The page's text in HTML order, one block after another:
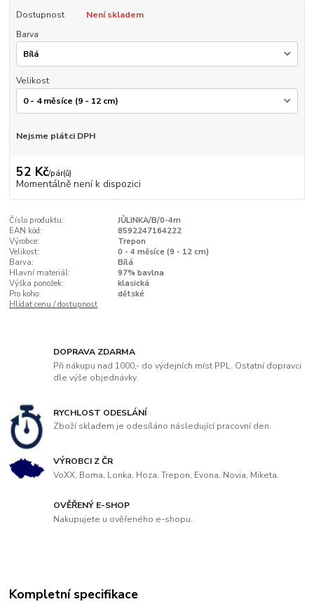
Dostupnost
Není skladem
Barva
Velikost
Nejsme plátci DPH
52 Kč/pár(ů)
Momentálně není k dispozici
Číslo produktu:
JŮLINKA/B/0-4m
EAN kód:
8592247164222
Výrobce:
Trepon
Velikost:
0 - 4 měsíce (9 - 12 cm)
Barva:
Bílá
Hlavní materiál:
97% bavlna
Výška ponožek:
klasická
Pro koho:
dětské
Hlídat cenu / dostupnost
DOPRAVA ZDARMA
Při nákupu nad 1000,- do výdejních míst PPL. Ostatní dopravci
dle výše objednávky.
RYCHLOST ODESLÁNÍ
Zboží skladem je odesíláno následující pracovní den.
VÝROBCI Z ČR
VoXX, Boma, Lonka, Hoza, Trepon, Evona, Novia, Miketa.
OVĚŘENÝ E-SHOP
Nakupujete u ověřeného e-shopu.
Kompletní specifikace